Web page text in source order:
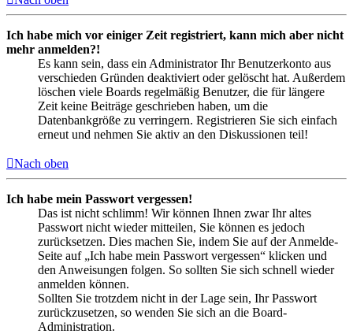
Ich habe mich vor einiger Zeit registriert, kann mich aber nicht
mehr anmelden?!
Es kann sein, dass ein Administrator Ihr Benutzerkonto aus
verschieden Gründen deaktiviert oder gelöscht hat. Außerdem
löschen viele Boards regelmäßig Benutzer, die für längere
Zeit keine Beiträge geschrieben haben, um die
Datenbankgröße zu verringern. Registrieren Sie sich einfach
erneut und nehmen Sie aktiv an den Diskussionen teil!
Nach oben
Ich habe mein Passwort vergessen!
Das ist nicht schlimm! Wir können Ihnen zwar Ihr altes
Passwort nicht wieder mitteilen, Sie können es jedoch
zurücksetzen. Dies machen Sie, indem Sie auf der Anmelde-
Seite auf „Ich habe mein Passwort vergessen“ klicken und
den Anweisungen folgen. So sollten Sie sich schnell wieder
anmelden können.
Sollten Sie trotzdem nicht in der Lage sein, Ihr Passwort
zurückzusetzen, so wenden Sie sich an die Board-
Administration.